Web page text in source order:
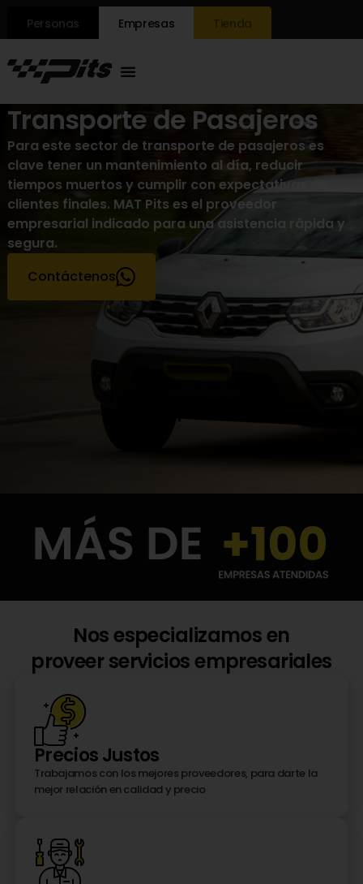
Personas Empresas Tienda
Transporte de Pasajeros
Para este sector de transporte de pasajeros es
clave tener un mantenimiento al día, reducir
tiempos muertos y cumplir con expectativas de
clientes finales. MAT Pits es el proveedor
empresarial indicado para una asistencia rápida y
segura.
Contáctenos
Nos especializamos en
proveer servicios empresariales
Precios Justos
Trabajamos con los mejores proveedores, para darte la
mejor relación en calidad y precio